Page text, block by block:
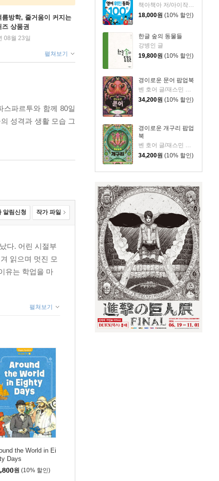
책아책아 저/아이작 더스트,마이클 A. 푸틀랙 감수
18,000원 (10% 할인)
한글 숲의 동물들
강병인 글
19,800원 (10% 할인)
경이로운 문어 팝업북
벤 호어 글/재스민 플로이드 그림/조은영 역
34,200원 (10% 할인)
경이로운 개구리 팝업
북
34,200원 (10% 할인)
방학, 줄거움이 커지는
상품권
08월 23일
펼쳐보기
파르투와 함께 80일
성격과 생활 모습 그
알림신청 작가 파일
다. 어린 시절부
읽으며 멋진 모
유는 학업을 마
펼쳐보기
the World in Ei
Days
원 (10% 할인)